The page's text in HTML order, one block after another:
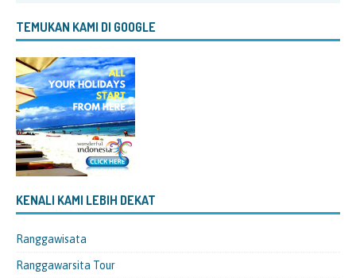
TEMUKAN KAMI DI GOOGLE
KENALI KAMI LEBIH DEKAT
Ranggawisata
Ranggawarsita Tour